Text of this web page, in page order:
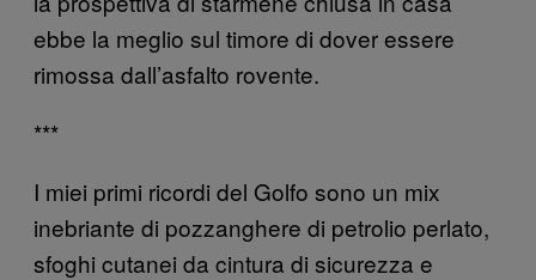
ebbe la meglio sul timore di dover essere
rimossa dall’asfalto rovente.
***
I miei primi ricordi del Golfo sono un mix
inebriante di pozzanghere di petrolio perlato,
sfoghi cutanei da cintura di sicurezza e